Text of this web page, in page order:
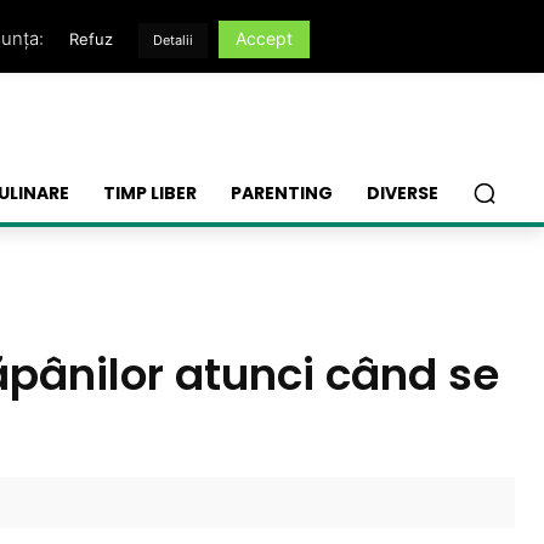
TIMP LIBER PARENTING DIVERSE
atunci când se
Refuz Detalii Accept